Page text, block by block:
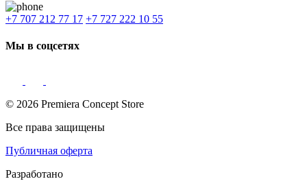
+7 707 212 77 17 +7 727 222 10 55
Мы в соцсетях
© 2026 Premiera Concept Store
Все права защищены
Публичная оферта
Разработано